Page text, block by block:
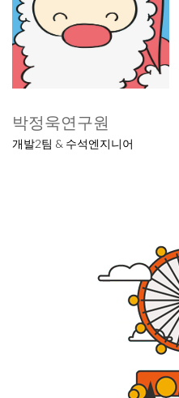
박정욱연구원
개발2팀 & 수석엔지니어